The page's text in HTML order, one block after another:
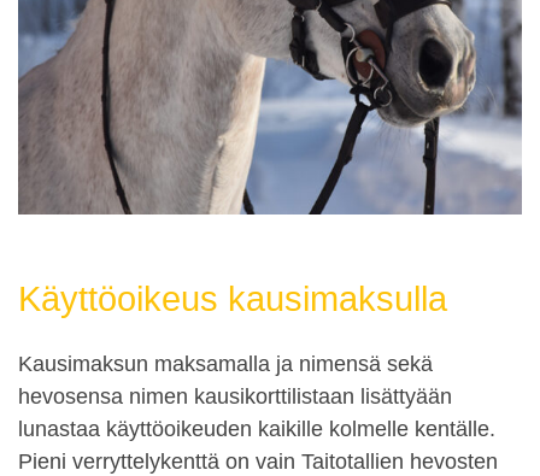
Käyttöoikeus kausimaksulla
Kausimaksun maksamalla ja nimensä sekä
hevosensa nimen kausikorttilistaan lisättyään
lunastaa käyttöoikeuden kaikille kolmelle kentälle.
Pieni verryttelykenttä on vain Taitotallien hevosten